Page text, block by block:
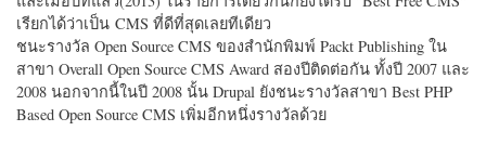
เรียกได้ว่าเป็น CMS ที่ดีที่สุดเลยทีเดียว
ชนะรางวัล Open Source CMS ของสำนักพิมพ์ Packt Publishing ใน
สาขา Overall Open Source CMS Award สองปีติดต่อกัน ทั้งปี 2007 และ
2008 นอกจากนี้ในปี 2008 นั้น Drupal ยังชนะรางวัลสาขา Best PHP
Based Open Source CMS เพิ่มอีกหนึ่งรางวัลด้วย